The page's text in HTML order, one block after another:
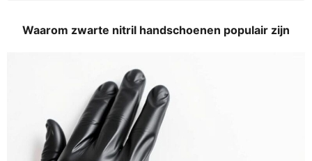
Waarom zwarte nitril handschoenen populair zijn